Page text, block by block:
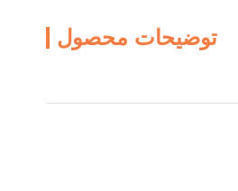
توضیحات محصول